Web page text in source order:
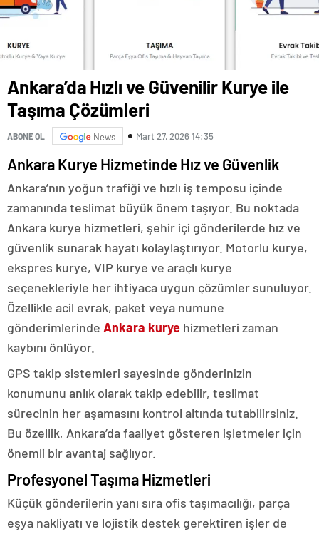
Ankara’da Hızlı ve Güvenilir Kurye ile
Taşıma Çözümleri
ABONE OL News Mart 27, 2026 14:35
Ankara Kurye Hizmetinde Hız ve Güvenlik
Ankara’nın yoğun trafiği ve hızlı iş temposu içinde
zamanında teslimat büyük önem taşıyor. Bu noktada
Ankara kurye hizmetleri, şehir içi gönderilerde hız ve
güvenlik sunarak hayatı kolaylaştırıyor. Motorlu kurye,
ekspres kurye, VIP kurye ve araçlı kurye
seçenekleriyle her ihtiyaca uygun çözümler sunuluyor.
Özellikle acil evrak, paket veya numune
gönderimlerinde Ankara kurye hizmetleri zaman
kaybını önlüyor.
GPS takip sistemleri sayesinde gönderinizin
konumunu anlık olarak takip edebilir, teslimat
sürecinin her aşamasını kontrol altında tutabilirsiniz.
Bu özellik, Ankara’da faaliyet gösteren işletmeler için
önemli bir avantaj sağlıyor.
Profesyonel Taşıma Hizmetleri
Küçük gönderilerin yanı sıra ofis taşımacılığı, parça
eşya nakliyatı ve lojistik destek gerektiren işler de